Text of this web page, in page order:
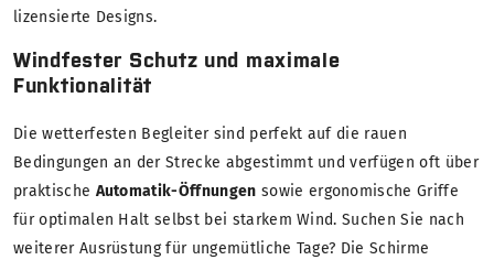
lizensierte Designs.
Windfester Schutz und maximale
Funktionalität
Die wetterfesten Begleiter sind perfekt auf die rauen
Bedingungen an der Strecke abgestimmt und verfügen oft über
praktische Automatik-Öffnungen sowie ergonomische Griffe
für optimalen Halt selbst bei starkem Wind. Suchen Sie nach
weiterer Ausrüstung für ungemütliche Tage? Die Schirme